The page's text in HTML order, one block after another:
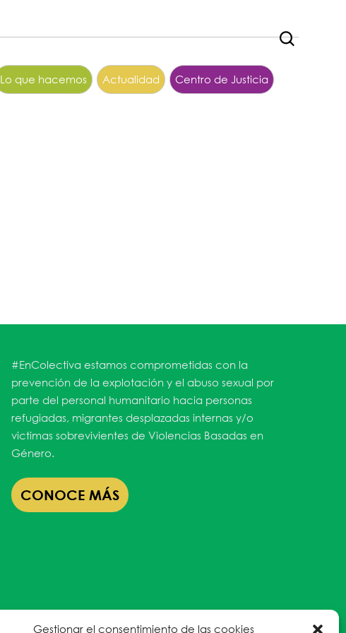
Gestionar el consentimiento de las cookies
Lo que hacemos Actualidad Centro de Justicia
#EnColectiva estamos comprometidas con la
prevención de la explotación y el abuso sexual por
parte del personal humanitario hacia personas
refugiadas, migrantes desplazadas internas y/o
victimas sobrevivientes de Violencias Basadas en
Género.
CONOCE MÁS